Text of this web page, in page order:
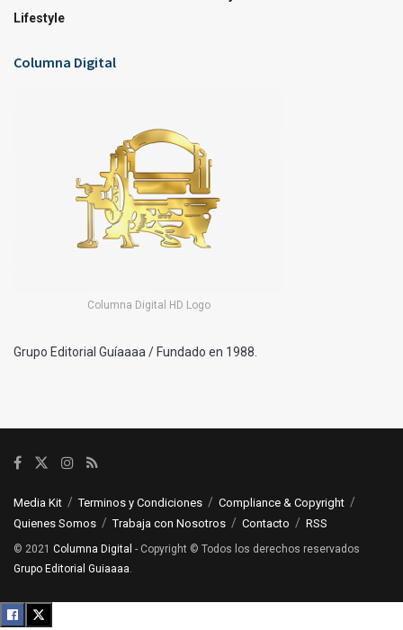
Lifestyle
Columna Digital
Columna Digital HD Logo
Grupo Editorial Guíaaaa / Fundado en 1988.
Media Kit Terminos y Condiciones
Compliance & Copyright
Quienes Somos
Trabaja con Nosotros Contacto RSS
© 2021 Columna Digital - Copyright © Todos los derechos reservados
Grupo Editorial Guiaaaa.